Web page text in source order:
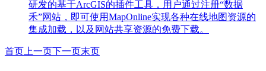
研发的基于ArcGIS的插件工具，用户通过注册“数据
禾”网站，即可使用MapOnline实现各种在线地图资源的
集成加载，以及网站共享资源的免费下载。
首页 上一页下一页末页